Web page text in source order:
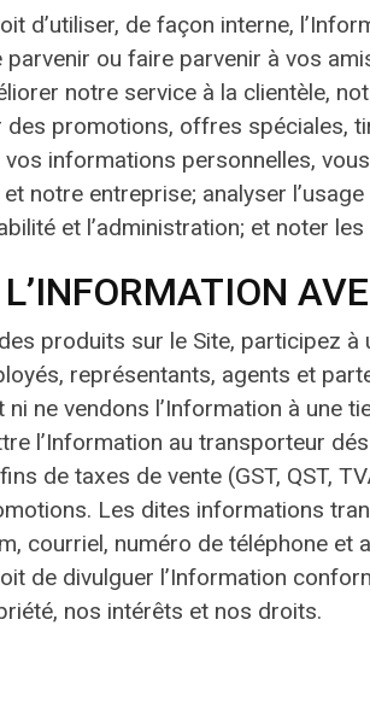
d’utiliser, de façon interne,
ou faire parvenir à vos
notre service à la clientèle,
promotions, offres spéciales,
informations personnelles,
notre entreprise; analyser
et l’administration; et noter
produits sur le Site, participez
représentants, agents et
ne vendons l’Information à une
l’Information au transporteur
de taxes de vente (GST, QST,
Les dites informations
courriel, numéro de téléphone
de divulguer l’Information
nos intérêts et nos droits.